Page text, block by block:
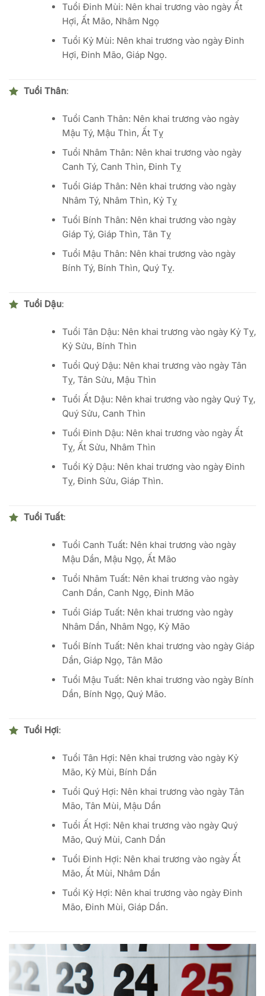
Tuổi Đinh Mùi: Nên khai trương vào ngày Ất
Hợi, Ất Mão, Nhâm Ngọ
Tuổi Kỷ Mùi: Nên khai trương vào ngày Đinh
Hợi, Đinh Mão, Giáp Ngọ.
Tuổi Thân:
Tuổi Canh Thân: Nên khai trương vào ngày
Mậu Tý, Mậu Thìn, Ất Tỵ
Tuổi Nhâm Thân: Nên khai trương vào ngày
Canh Tý, Canh Thìn, Đinh Tỵ
Tuổi Giáp Thân: Nên khai trương vào ngày
Nhâm Tý, Nhâm Thìn, Kỷ Tỵ
Tuổi Bính Thân: Nên khai trương vào ngày
Giáp Tý, Giáp Thìn, Tân Tỵ
Tuổi Mậu Thân: Nên khai trương vào ngày
Bính Tý, Bính Thìn, Quý Tỵ.
Tuổi Dậu:
Tuổi Tân Dậu: Nên khai trương vào ngày Kỷ Tỵ,
Kỷ Sửu, Bính Thìn
Tuổi Quý Dậu: Nên khai trương vào ngày Tân
Tỵ, Tân Sửu, Mậu Thìn
Tuổi Ất Dậu: Nên khai trương vào ngày Quý Tỵ,
Quý Sửu, Canh Thìn
Tuổi Đinh Dậu: Nên khai trương vào ngày Ất
Tỵ, Ất Sửu, Nhâm Thìn
Tuổi Kỷ Dậu: Nên khai trương vào ngày Đinh
Tỵ, Đinh Sửu, Giáp Thìn.
Tuổi Tuất:
Tuổi Canh Tuất: Nên khai trương vào ngày
Mậu Dần, Mậu Ngọ, Ất Mão
Tuổi Nhâm Tuất: Nên khai trương vào ngày
Canh Dần, Canh Ngọ, Đinh Mão
Tuổi Giáp Tuất: Nên khai trương vào ngày
Nhâm Dần, Nhâm Ngọ, Kỷ Mão
Tuổi Bính Tuất: Nên khai trương vào ngày Giáp
Dần, Giáp Ngọ, Tân Mão
Tuổi Mậu Tuất: Nên khai trương vào ngày Bính
Dần, Bính Ngọ, Quý Mão.
Tuổi Hợi:
Tuổi Tân Hợi: Nên khai trương vào ngày Kỷ
Mão, Kỷ Mùi, Bính Dần
Tuổi Quý Hợi: Nên khai trương vào ngày Tân
Mão, Tân Mùi, Mậu Dần
Tuổi Ất Hợi: Nên khai trương vào ngày Quý
Mão, Quý Mùi, Canh Dần
Tuổi Đinh Hợi: Nên khai trương vào ngày Ất
Mão, Ất Mùi, Nhâm Dần
Tuổi Kỷ Hợi: Nên khai trương vào ngày Đinh
Mão, Đinh Mùi, Giáp Dần.